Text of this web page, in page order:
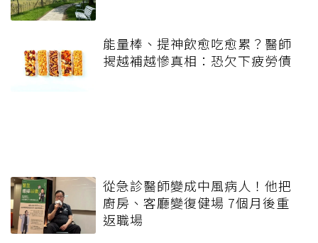
能量棒、提神飲愈吃愈累？醫師
揭越補越慘真相：恐欠下疲勞債
從急診醫師變成中風病人！他把
廚房、客廳變復健場 7個月後重
返職場